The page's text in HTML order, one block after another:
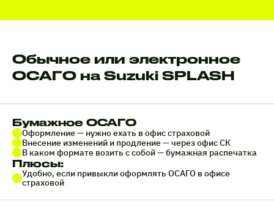
Обычное или электронное
ОСАГО на Suzuki SPLASH
Бумажное ОСАГО
Оформление — нужно ехать в офис страховой
Внесение изменений и продление — через офис СК
В каком формате возить с собой — бумажная распечатка
Плюсы:
Удобно, если привыкли оформлять ОСАГО в офисе
страховой